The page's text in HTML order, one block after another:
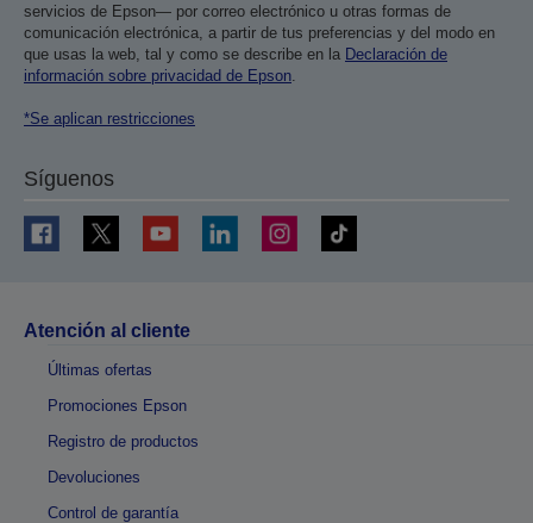
servicios de Epson— por correo electrónico u otras formas de
comunicación electrónica, a partir de tus preferencias y del modo en
que usas la web, tal y como se describe en la Declaración de
información sobre privacidad de Epson.
*Se aplican restricciones
Síguenos
Atención al cliente
Últimas ofertas
Promociones Epson
Registro de productos
Devoluciones
Control de garantía